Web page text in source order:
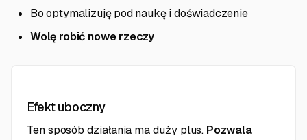
Bo optymalizuję pod naukę i doświadczenie
Wolę robić nowe rzeczy
Efekt uboczny
Ten sposób działania ma duży plus. Pozwala